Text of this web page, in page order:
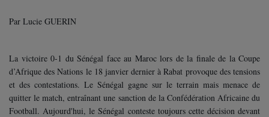
Par Lucie GUERIN
La victoire 0-1 du Sénégal face au Maroc lors de la finale de la Coupe
d’Afrique des Nations le 18 janvier dernier à Rabat provoque des tensions
et des contestations. Le Sénégal gagne sur le terrain mais menace de
quitter le match, entraînant une sanction de la Confédération Africaine du
Football. Aujourd'hui, le Sénégal conteste toujours cette décision devant